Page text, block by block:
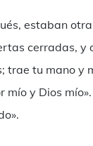
estaban
cerradas, y
trae tu mano y
mío y Dios